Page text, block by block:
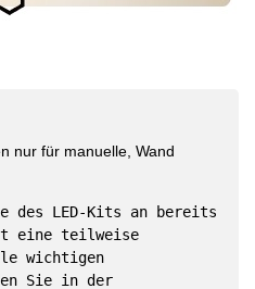
nur für manuelle, Wand
des LED-Kits an bereits
eine teilweise
wichtigen
Sie in der